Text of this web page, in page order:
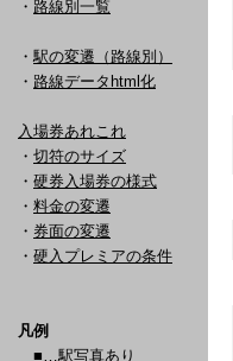
・ 路線別一覧
・ 駅の変遷（路線別）
・ 路線データhtml化
入場券あれこれ
・ 切符のサイズ
・ 硬券入場券の様式
・ 料金の変遷
・ 券面の変遷
・ 硬入プレミアの条件
凡例
■…駅写真あり